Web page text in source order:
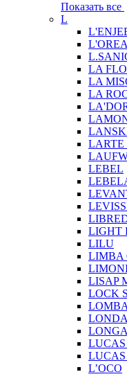
Показать все
L
LA
LA
LA
LARTE
LEBEL
LIGHT
LILU
LIMBA
LISAP
LOCK
LUCAS
LUCAS
L’OCO